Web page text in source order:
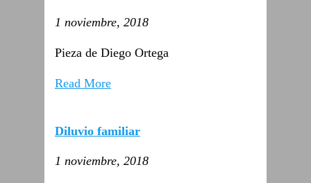
1 noviembre, 2018
Pieza de Diego Ortega
Read More
Diluvio familiar
1 noviembre, 2018